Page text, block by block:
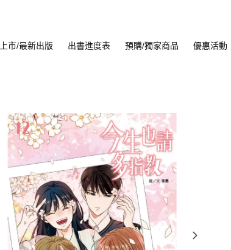
市/最新出版 出書進度表 預購/獨家商品 優惠活動